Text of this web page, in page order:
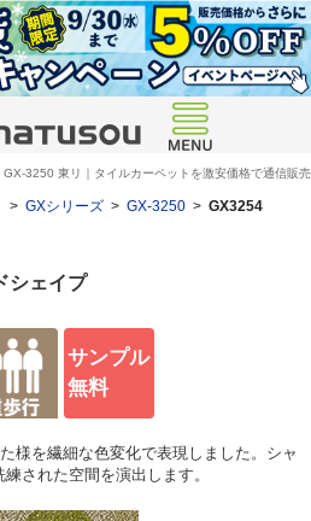
3250 東リ｜タイルカーペットを激安価格で通信販売
> GXシリーズ > GX-3250 > GX3254
シェイプ
サンプル
無料
様を繊細な色変化で表現しました。シャ
された空間を演出します。